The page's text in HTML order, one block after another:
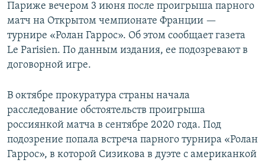
Париже вечером 3 июня после проигрыша парного
матч на Открытом чемпионате Франции —
турнире «Ролан Гаррос». Об этом сообщает газета
Le Parisien. По данным издания, ее подозревают в
договорной игре.
В октябре прокуратура страны начала
расследование обстоятельств проигрыша
россиянкой матча в сентябре 2020 года. Под
подозрение попала встреча парного турнира «Ролан
Гаррос», в которой Сизикова в дуэте с американкой